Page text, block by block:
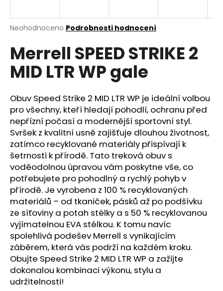
Průměrné
produktu
je
0,0
hvězdiček.
Neohodnoceno Podrobnosti hodnocení
Merrell SPEED STRIKE 2
MID LTR WP gale
Obuv Speed Strike 2 MID LTR WP je ideální volbou
pro všechny, kteří hledají pohodlí, ochranu před
nepřízní počasí a modernější sportovní styl.
Svršek z kvalitní usně zajišťuje dlouhou životnost,
zatímco recyklované materiály přispívají k
šetrnosti k přírodě. Tato treková obuv s
voděodolnou úpravou vám poskytne vše, co
potřebujete pro pohodlný a rychlý pohyb v
přírodě. Je vyrobena z 100 % recyklovaných
materiálů – od tkaniček, pásků až po podšívku
ze síťoviny a potah stélky a s 50 % recyklovanou
vyjímatelnou EVA stélkou. K tomu navíc
spolehlivá podešev Merrell s vynikajícím
záběrem, která vás podrží na každém kroku.
Obujte Speed Strike 2 MID LTR WP a zažijte
dokonalou kombinaci výkonu, stylu a
udržitelnosti!
j
t
?
HLEDAT
D
o
p
o
r
u
č
u
j
e
m
e